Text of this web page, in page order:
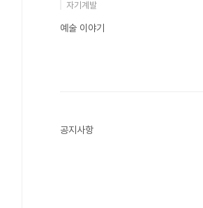
자기계발
예술 이야기
공지사항